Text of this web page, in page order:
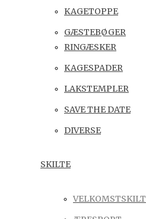
KAGETOPPE
GÆSTEBØGER
RINGÆSKER
KAGESPADER
LAKSTEMPLER
SAVE THE DATE
DIVERSE
SKILTE
VELKOMSTSKILT